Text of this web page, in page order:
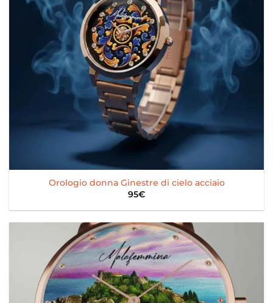
Orologio donna Ginestre di cielo acciaio
95€